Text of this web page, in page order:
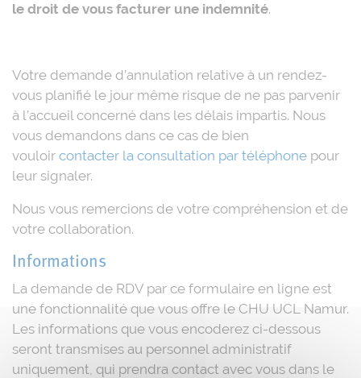
le droit de vous facturer une indemnité.
Votre demande d’annulation relative à un rendez-
vous planifié le jour même risque de ne pas parvenir
à l’accueil concerné dans les délais impartis. Nous
vous demandons dans ce cas de bien
vouloir contacter la consultation par téléphone pour
leur signaler.
Nous vous remercions de votre compréhension et de
votre collaboration.
Informations
La demande de RDV par ce formulaire en ligne est
une fonctionnalité que vous offre le CHU UCL Namur.
Les informations que vous encoderez ci-dessous
seront transmises au personnel administratif
uniquement, qui prendra contact avec vous dans le